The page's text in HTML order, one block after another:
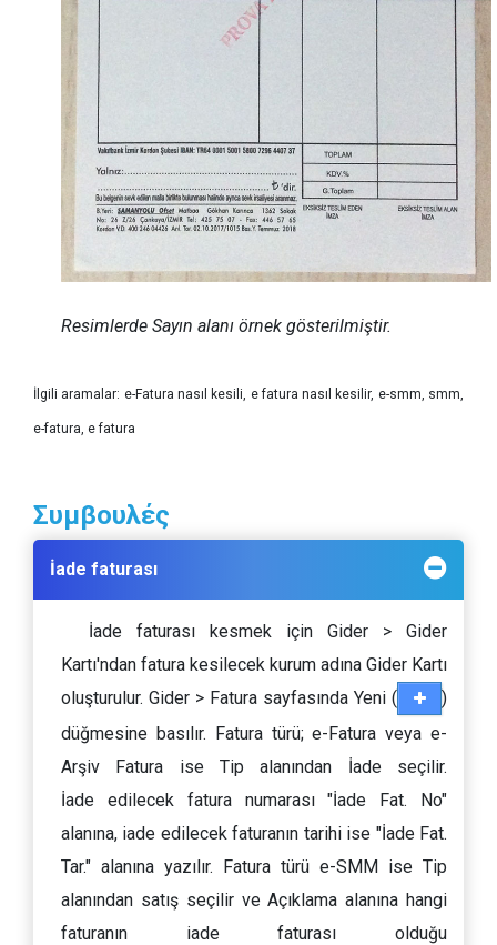
Resimlerde Sayın alanı örnek gösterilmiştir.
İlgili aramalar: e-Fatura nasıl kesili, e fatura nasıl kesilir, e-smm, smm,
e-fatura, e fatura
Συμβουλές
İade faturası
İade faturası kesmek için Gider > Gider
Kartı'ndan fatura kesilecek kurum adına Gider Kartı
oluşturulur. Gider > Fatura sayfasında Yeni (
)
düğmesine basılır. Fatura türü; e-Fatura veya e-
Arşiv Fatura ise Tip alanından İade seçilir.
İade edilecek fatura numarası "İade Fat. No"
alanına, iade edilecek faturanın tarihi ise "İade Fat.
Tar." alanına yazılır. Fatura türü e-SMM ise Tip
alanından satış seçilir ve Açıklama alanına hangi
faturanın iade faturası olduğu